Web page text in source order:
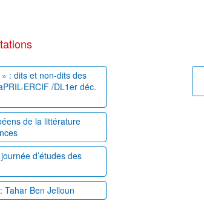
: dits et non-dits des
ERCIF /DL1er déc.
de la littérature
d’études des
Tahar Ben Jelloun